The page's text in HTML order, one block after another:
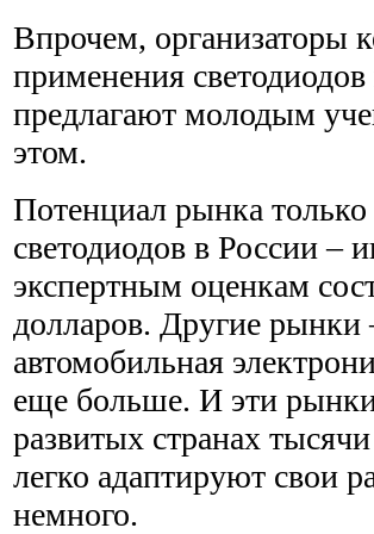
Впрочем, организаторы
применения
предлагают молодым
этом.
Потенциал рынка
светодиодов в России –
экспертным оценкам
долларов. Другие рынки
автомобильная
еще больше. И эти
развитых странах
легко адаптируют свои
немного.